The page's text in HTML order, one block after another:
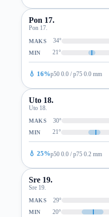
Pon 17.
Pon 17.
MAKS 34°
MIN 21°
💧 16%p50 0.0 / p75 0.0 mm
Uto 18.
Uto 18.
MAKS 30°
MIN 21°
💧 25%p50 0.0 / p75 0.2 mm
Sre 19.
Sre 19.
MAKS 29°
MIN 20°